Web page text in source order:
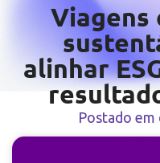
Viagens
alinhar
Postado em